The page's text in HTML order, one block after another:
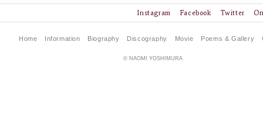
Twitter
Facebook
Instagram
Home Information Biography Discography Movie Poems & Gallery
© NAOMI YOSHIMURA